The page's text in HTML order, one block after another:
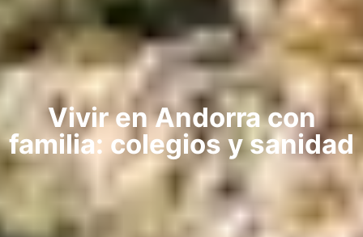
Vivir en Andorra con
familia: colegios y sanidad